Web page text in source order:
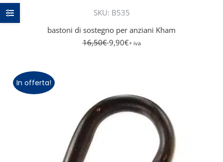
SKU: B535
bastoni di sostegno per anziani Kham
16,50€ 9,90€+ iva
In offerta!